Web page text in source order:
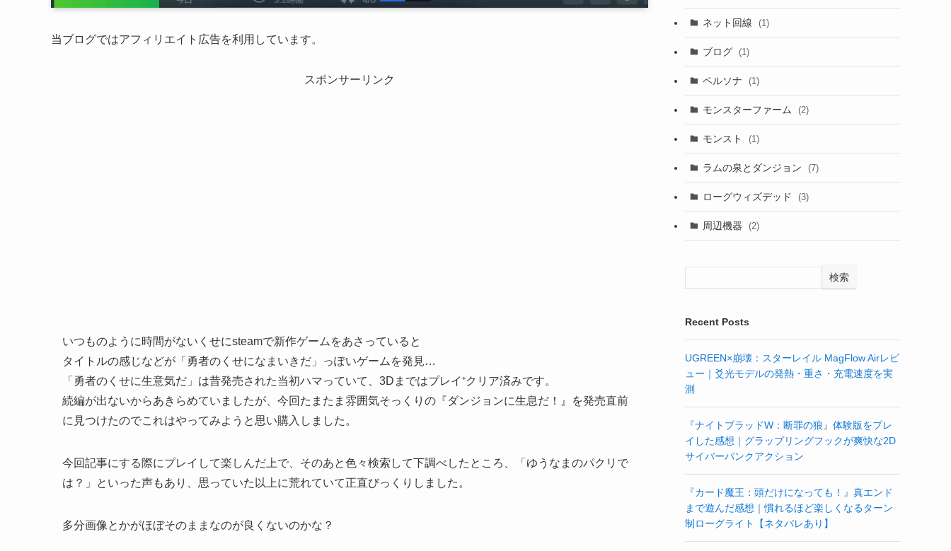
当ブログではアフィリエイト広告を利用しています。
スポンサーリンク
いつものように時間がないくせにsteamで新作ゲームをあさっていると
タイトルの感じなどが「勇者のくせになまいきだ」っぽいゲームを発見…
「勇者のくせに生意気だ」は昔発売された当初ハマっていて、3Dまではプレイ⁺クリア済みです。
続編が出ないからあきらめていましたが、今回たまたま雰囲気そっくりの『ダンジョンに生息だ！』を発売直前
に見つけたのでこれはやってみようと思い購入しました。
今回記事にする際にプレイして楽しんだ上で、そのあと色々検索して下調べしたところ、「ゆうなまのパクリで
は？」といった声もあり、思っていた以上に荒れていて正直びっくりしました。
多分画像とかがほぼそのままなのが良くないのかな？
ネット回線 (1)
ブログ (1)
ペルソナ (1)
モンスターファーム (2)
モンスト (1)
ラムの泉とダンジョン (7)
ローグウィズデッド (3)
周辺機器 (2)
検索
Recent Posts
UGREEN×崩壊：スターレイル MagFlow Airレビ
ュー｜爻光モデルの発熱・重さ・充電速度を実
測
『ナイトブラッドW：断罪の狼』体験版をプレ
イした感想｜グラップリングフックが爽快な2D
サイバーパンクアクション
『カード魔王：頭だけになっても！』真エンド
まで遊んだ感想｜慣れるほど楽しくなるターン
制ローグライト【ネタバレあり】